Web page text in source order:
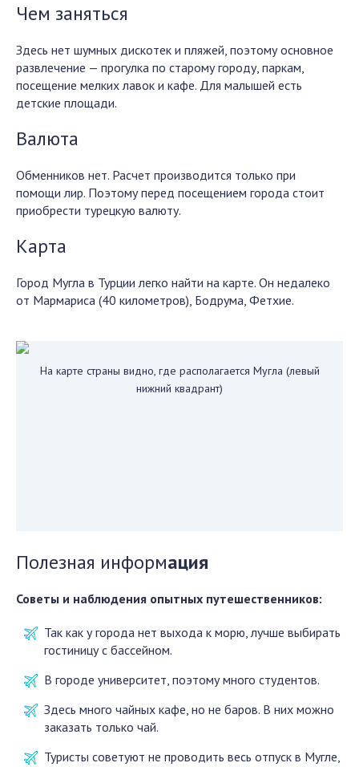
Чем заняться
Здесь нет шумных дискотек и пляжей, поэтому основное
развлечение — прогулка по старому городу, паркам,
посещение мелких лавок и кафе. Для малышей есть
детские площади.
Валюта
Обменников нет. Расчет производится только при
помощи лир. Поэтому перед посещением города стоит
приобрести турецкую валюту.
Карта
Город Мугла в Турции легко найти на карте. Он недалеко
от Мармариса (40 километров), Бодрума, Фетхие.
На карте страны видно, где располагается Мугла (левый
нижний квадрант)
Полезная информация
Советы и наблюдения опытных путешественников:
Так как у города нет выхода к морю, лучше выбирать
гостиницу с бассейном.
В городе университет, поэтому много студентов.
Здесь много чайных кафе, но не баров. В них можно
заказать только чай.
Туристы советуют не проводить весь отпуск в Мугле,